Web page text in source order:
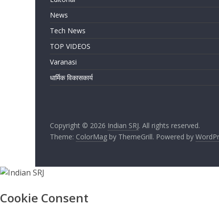
News
Tech News
TOP VIDEOS
Varanasi
धार्मिक विकासकार्य
Copyright © 2026 Indian SRJ. All rights reserved.
Theme: ColorMag by ThemeGrill. Powered by